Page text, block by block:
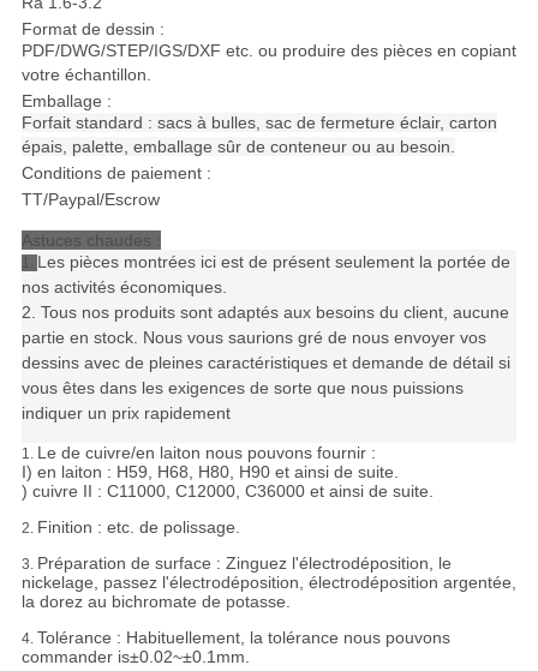
Format de dessin :
PDF/DWG/STEP/IGS/DXF etc. ou produire des pièces en copiant
votre échantillon.
Emballage :
Forfait standard : sacs à bulles, sac de fermeture éclair, carton
épais, palette, emballage sûr de conteneur ou au besoin.
Conditions de paiement :
TT/Paypal/Escrow
Astuces chaudes :
1. Les pièces montrées ici est de présent seulement la portée de
nos activités économiques.
2. Tous nos produits sont adaptés aux besoins du client, aucune
partie en stock. Nous vous saurions gré de nous envoyer vos
dessins avec de pleines caractéristiques et demande de détail si
vous êtes dans les exigences de sorte que nous puissions
indiquer un prix rapidement
1. Le de cuivre/en laiton nous pouvons fournir :
I) en laiton : H59, H68, H80, H90 et ainsi de suite.
) cuivre II : C11000, C12000, C36000 et ainsi de suite.
2. Finition : etc. de polissage.
3. Préparation de surface : Zinguez l'électrodéposition, le
nickelage, passez l'électrodéposition, électrodéposition argentée,
la dorez au bichromate de potasse.
4. Tolérance : Habituellement, la tolérance nous pouvons
commander is±0.02~±0.1mm.